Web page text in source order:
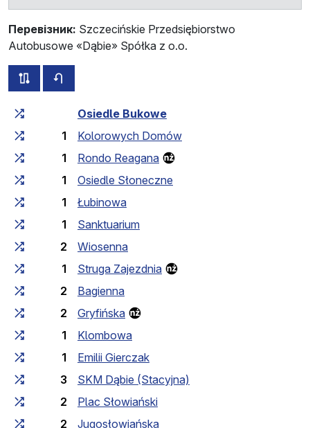
Перевізник: Szczecińskie Przedsiębiorstwo
Autobusowe «Dąbie» Spółka z o.o.
всі схеми цього маршруту
Загальний час у дорозі Час у дорозі між
Osiedle Bukowe
1
Kolorowych Domów
1
Rondo Reagana
1
Osiedle Słoneczne
1
Łubinowa
1
Sanktuarium
2
Wiosenna
1
Struga Zajezdnia
2
Bagienna
2
Gryfińska
1
Klombowa
1
Emilii Gierczak
3
SKM Dąbie (Stacyjna)
2
Plac Słowiański
2
Jugosłowiańska